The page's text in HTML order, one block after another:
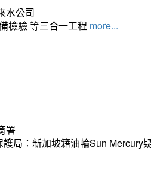
水公司
檢驗 等三合一工程 more...
署
局：新加坡籍油輪Sun Mercury